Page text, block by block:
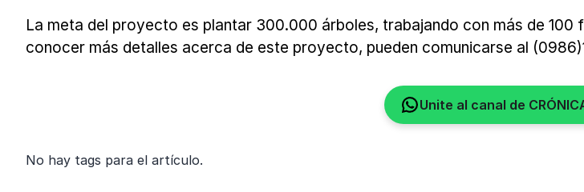
La meta del proyecto es plantar 300.000 árboles, trabajando con más de
conocer más detalles acerca de este proyecto, pueden comunicarse al
Unite al canal de
No hay tags para el artículo.